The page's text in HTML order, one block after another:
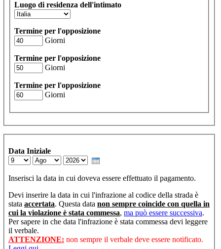
Luogo di residenza dell'intimato
Termine per l'opposizione
Giorni
Termine per l'opposizione
Giorni
Termine per l'opposizione
Giorni
Data Iniziale
Day
Month Year
Inserisci la data in cui doveva essere effettuato il pagamento.
Devi inserire la data in cui l'infrazione al codice della strada è
stata accertata. Questa data non sempre coincide con quella in
cui la violazione è stata commessa, ma può essere successiva.
Per sapere in che data l'infrazione è stata commessa devi leggere
il verbale.
ATTENZIONE: non sempre il verbale deve essere notificato.